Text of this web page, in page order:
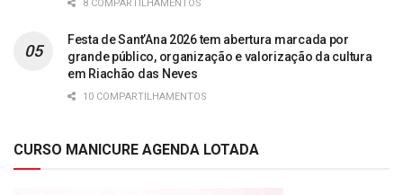
8 COMPARTILHAMENTOS
Festa de Sant’Ana 2026 tem abertura marcada por
grande público, organização e valorização da cultura
em Riachão das Neves
10 COMPARTILHAMENTOS
CURSO MANICURE AGENDA LOTADA